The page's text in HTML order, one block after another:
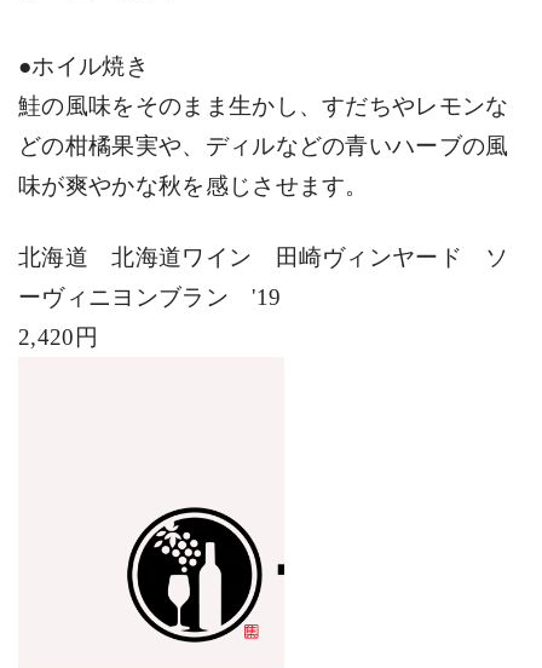
●ホイル焼き
鮭の風味をそのまま生かし、すだちやレモンな
どの柑橘果実や、ディルなどの青いハーブの風
味が爽やかな秋を感じさせます。
北海道 北海道ワイン 田崎ヴィンヤード ソ
ーヴィニヨンブラン'19
2,420円